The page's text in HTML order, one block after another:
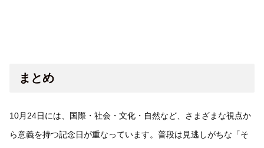
まとめ
10月24日には、国際・社会・文化・自然など、さまざまな視点か
ら意義を持つ記念日が重なっています。普段は見逃しがちな「そ